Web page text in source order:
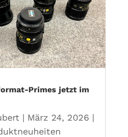
Primes jetzt im
| März 24, 2026 |